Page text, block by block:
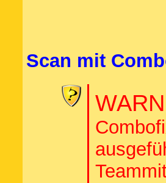
Scan mit